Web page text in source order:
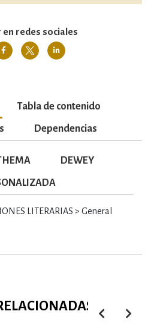
redes sociales
Tabla de contenido
Dependencias
DEWEY
LITERARIAS > General